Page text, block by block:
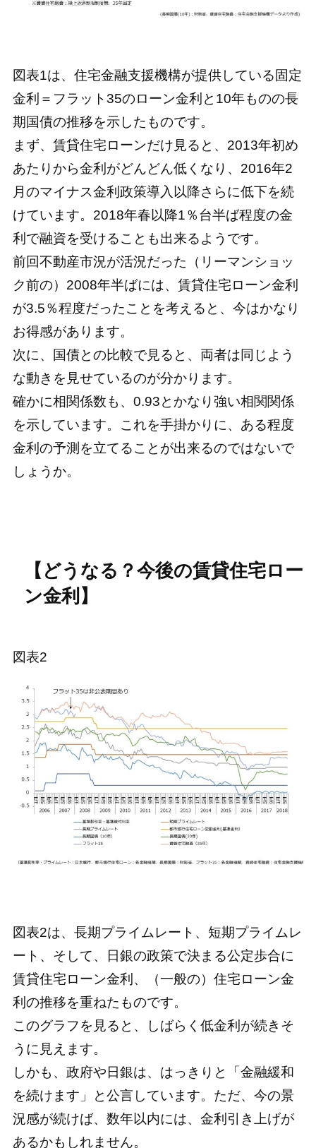
図表1は、住宅金融支援機構が提供している固定
金利＝フラット35のローン金利と10年ものの長
期国債の推移を示したものです。
まず、賃貸住宅ローンだけ見ると、2013年初め
あたりから金利がどんどん低くなり、2016年2
月のマイナス金利政策導入以降さらに低下を続
けています。2018年春以降1％台半ば程度の金
利で融資を受けることも出来るようです。
前回不動産市況が活況だった（リーマンショッ
ク前の）2008年半ばには、賃貸住宅ローン金利
が3.5％程度だったことを考えると、今はかなり
お得感があります。
次に、国債との比較で見ると、両者は同じよう
な動きを見せているのが分かります。
確かに相関係数も、0.93とかなり強い相関関係
を示しています。これを手掛かりに、ある程度
金利の予測を立てることが出来るのではないで
しょうか。
【どうなる？今後の賃貸住宅ロー
ン金利】
図表2
図表2は、長期プライムレート、短期プライムレ
ート、そして、日銀の政策で決まる公定歩合に
賃貸住宅ローン金利、（一般の）住宅ローン金
利の推移を重ねたものです。
このグラフを見ると、しばらく低金利が続きそ
うに見えます。
しかも、政府や日銀は、はっきりと「金融緩和
を続けます」と公言しています。ただ、今の景
況感が続けば、数年以内には、金利引き上げが
あるかもしれません。